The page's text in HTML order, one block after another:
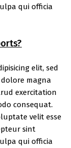
qui officia
elit, sed
magna
exercitation
consequat.
velit esse
sint
qui officia